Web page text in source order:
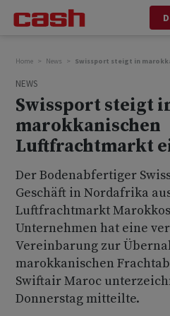
Home News Swissport steigt in
NEWS
Swissport steigt
marokkanischen
Luftfrachtmarkt
Der Bodenabfertiger
Geschäft in Nordafrika
Luftfrachtmarkt
Unternehmen hat eine
Vereinbarung zur
marokkanischen
Swiftair Maroc
Donnerstag mitteilte.